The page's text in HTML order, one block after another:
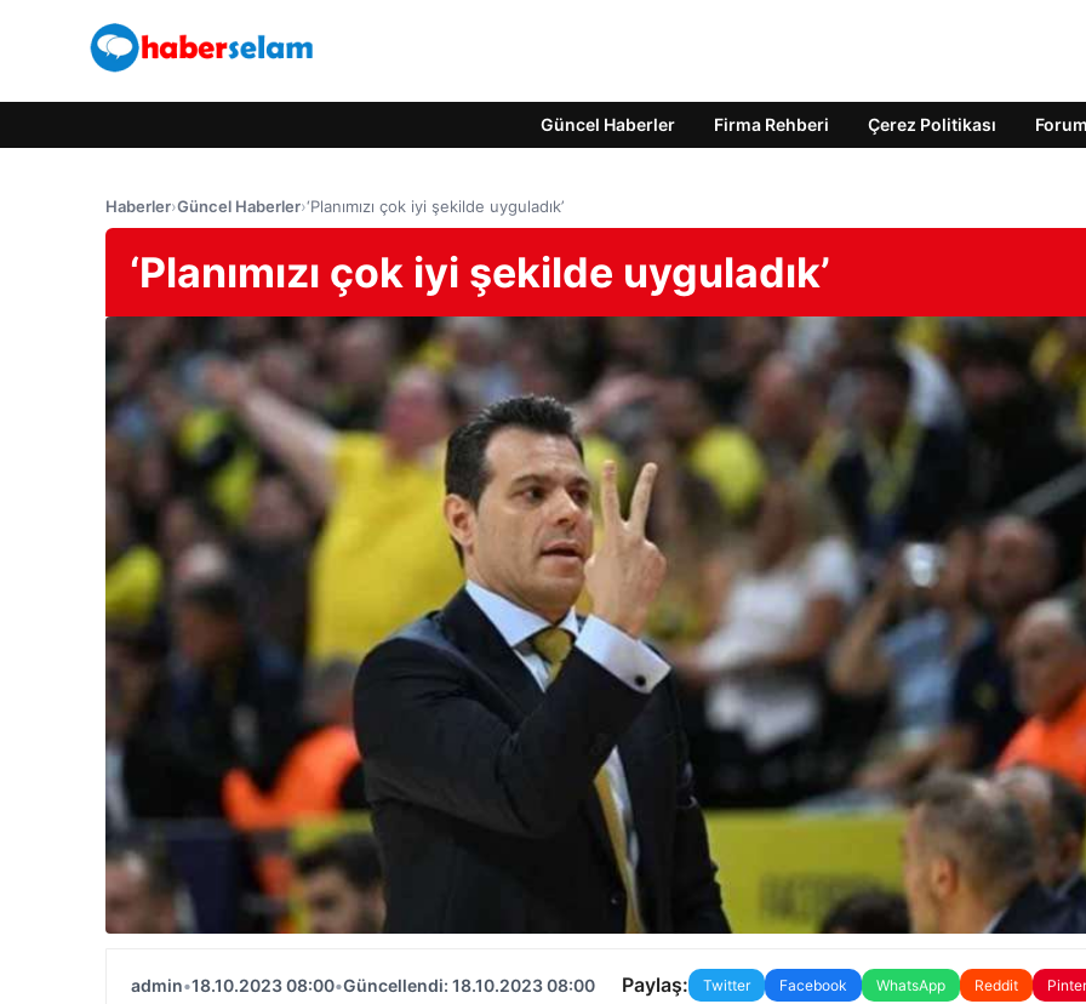
Güncel Haberler Firma Rehberi Çerez Politikası Forum
Haberler›Güncel Haberler›‘Planımızı çok iyi şekilde uyguladık’
‘Planımızı çok iyi şekilde uyguladık’
admin•18.10.2023 08:00•Güncellendi: 18.10.2023 08:00 Paylaş: Twitter Facebook WhatsApp Reddit